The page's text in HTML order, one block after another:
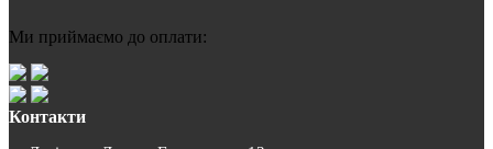
Ми приймаємо до оплати:
Контакти